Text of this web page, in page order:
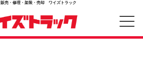
売・修理・架装・売却 ワイズトラック